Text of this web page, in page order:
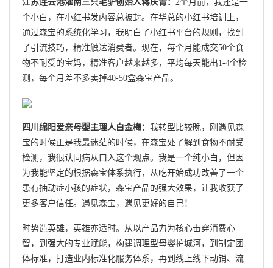
江苏连云港灌南三只毛驴创始人蒋庆青： 2个月前，我还是一
个小白，在小红书发内容总被封。在华总的小红书培训上，
通过森宝的系统化学习，我明白了小红书平台的规则，找到
了引流技巧，精准触达消费者。现在，每个月能成交50个食
物不耐受的宝妈，精准客户越来越多，平均每天能出1-4个检
测，每个月差不多卖掉40-50盒森宝产品。
四川绵阳爱亲母婴主理人白金梅： 我转型比较晚，刚遇见森
宝的时候正是我最迷茫的时候，在森宝处了解到食物不耐受
检测，我很认同病从口入这个观点。我是一个纯小白，但因
为我能坚定的根据森宝体系执行，从吃开始成功改善了一个
患有抽动症小孩的症状，森宝产品的强大效果，让我收获了
更多客户信任。遇见森宝，遇见更好的自己！
时势造英雄，英雄亦适时。从以产品力为核心击穿消费心
智，到强大的专业赋能，构建调理型母婴护城河，到制定团
体标准，打造业内标准化服务体系，再到线上线下动销、流